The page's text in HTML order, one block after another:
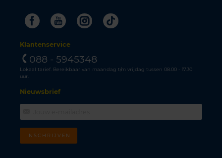
FacebookYoutubeInstagram
Tiktok
Klantenservice
088 - 5945348
Lokaal tarief. Bereikbaar van maandag t/m vrijdag tussen 08.00 - 17.30
uur.
Nieuwsbrief
INSCHRIJVEN